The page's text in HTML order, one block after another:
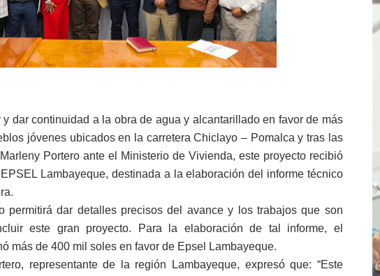
FIESTAS PATRIAS APROVECHA LAS FACILIDADES DE PAGO PARA
de Piura comparte su propuesta académica con escolares y padres
operadoras están obligadas a verificar tope de 7 líneas móviles
de remesas a Venezuela sin comisión tras emergencia por
nuevo gobierno debe priorizar seguridad y facilitar proyecto
la construcción de vías más duraderas en el Perú
DE 90 DÍAS PARA PROTEGER A TRUJILLO Y VIRÚ DE "EL NIÑO"
dar continuidad a la obra de agua y alcantarillado en favor de más
jóvenes ubicados en la carretera Chiclayo – Pomalca y tras las
Portero ante el Ministerio de Vivienda, este proyecto recibió
Lambayeque, destinada a la elaboración del informe técnico
permitirá dar detalles precisos del avance y los trabajos que son
este gran proyecto. Para la elaboración de tal informe, el
más de 400 mil soles en favor de Epsel Lambayeque.
representante de la región Lambayeque, expresó que: “Este